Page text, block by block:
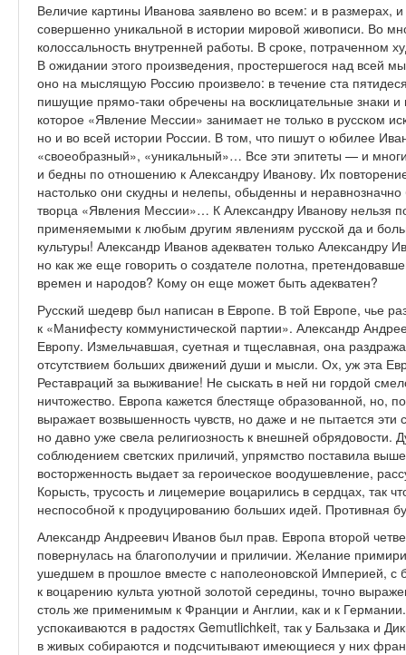
Величие картины Иванова заявлено во всем: и в размерах,
совершенно уникальной в истории мировой живописи. Во
колоссальность внутренней работы. В сроке, потраченном
В ожидании этого произведения, простершегося над всей
оно на мыслящую Россию произвело: в течение ста
пишущие прямо-таки обречены на восклицательные знаки
которое «Явление Мессии» занимает не только в русском
но и во всей истории России. В том, что пишут о юбилее
«своеобразный», «уникальный»… Все эти эпитеты — и
и бедны по отношению к Александру Иванову. Их
настолько они скудны и нелепы, обыденны и
творца «Явления Мессии»… К Александру Иванову нельзя
применяемыми к любым другим явлениям русской да и
культуры! Александр Иванов адекватен только Александру
но как же еще говорить о создателе полотна,
времен и народов? Кому он еще может быть адекватен?
Русский шедевр был написан в Европе. В той Европе, чье
к «Манифесту коммунистической партии». Александр
Европу. Измельчавшая, суетная и тщеславная, она
отсутствием больших движений души и мысли. Ох, уж эта
Реставраций за выживание! Не сыскать в ней ни гордой
ничтожество. Европа кажется блестяще образованной, но,
выражает возвышенность чувств, но даже и не пытается
но давно уже свела религиозность к внешней обрядовости.
соблюдением светских приличий, упрямство поставила
восторженность выдает за героическое воодушевление,
Корысть, трусость и лицемерие воцарились в сердцах, так
неспособной к продуцированию больших идей. Противная
Александр Андреевич Иванов был прав. Европа второй
повернулась на благополучии и приличии. Желание
ушедшем в прошлое вместе с наполеоновской Империей, с
к воцарению культа уютной золотой середины, точно
столь же применимым к Франции и Англии, как и к
успокаиваются в радостях Gemutlichkeit, так у Бальзака и
в живых собираются и подсчитывают имеющиеся у них